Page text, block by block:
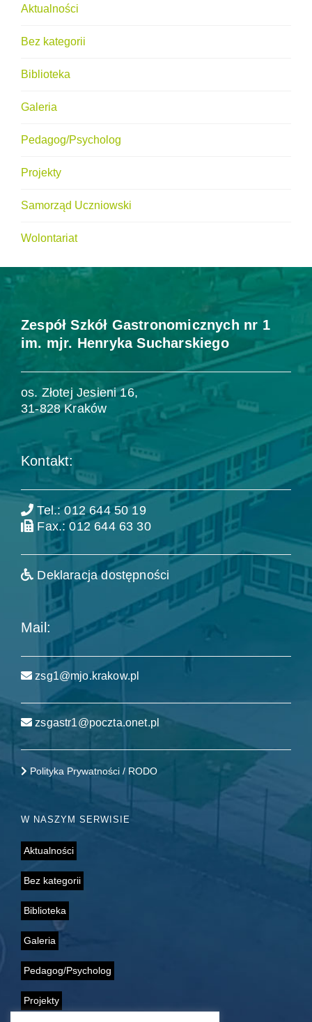
Aktualności
Bez kategorii
Biblioteka
Galeria
Pedagog/Psycholog
Projekty
Samorząd Uczniowski
Wolontariat
Zespół Szkół Gastronomicznych nr 1
im. mjr. Henryka Sucharskiego
os. Złotej Jesieni 16,
31-828 Kraków
Kontakt:
Tel.: 012 644 50 19
Fax.: 012 644 63 30
Deklaracja dostępności
Mail:
zsg1@mjo.krakow.pl
zsgastr1@poczta.onet.pl
Polityka Prywatności / RODO
W NASZYM SERWISIE
Aktualności
Bez kategorii
Biblioteka
Galeria
Pedagog/Psycholog
Projekty